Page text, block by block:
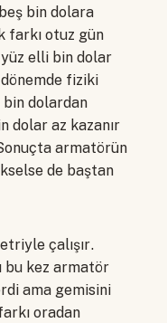
bin dolara
farkı otuz gün
elli bin dolar
fiziki
bin dolardan
dolar az kazanır
armatörün
de baştan
çalışır.
bu kez armatör
ama gemisini
oradan